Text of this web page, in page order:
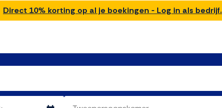
Direct 10% korting op al je boekingen - Log in als bedrijf.